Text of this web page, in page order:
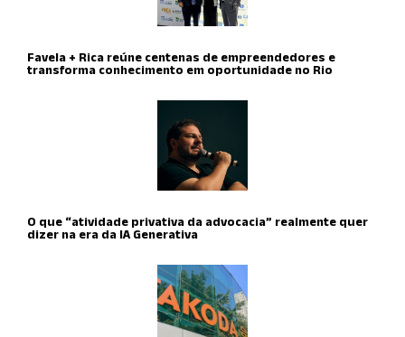
Favela + Rica reúne centenas de empreendedores e
transforma conhecimento em oportunidade no Rio
O que “atividade privativa da advocacia” realmente quer
dizer na era da IA Generativa